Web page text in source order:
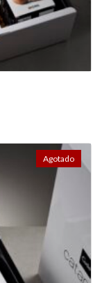
Agotado